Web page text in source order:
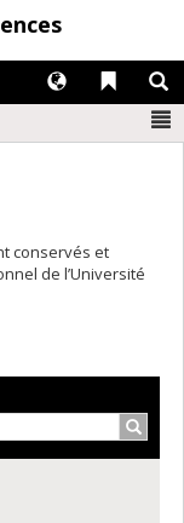
Liens
Langues
conservés et
de l’Université